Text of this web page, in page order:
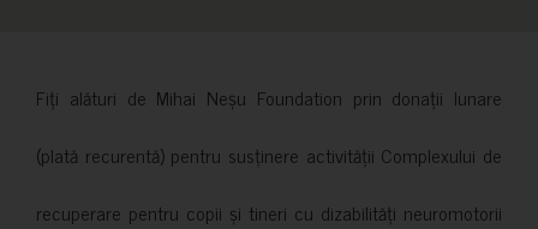
Fiți alături de Mihai Neșu Foundation prin donații lunare
(plată recurentă) pentru susținere activității Complexului de
recuperare pentru copii și tineri cu dizabilități neuromotorii